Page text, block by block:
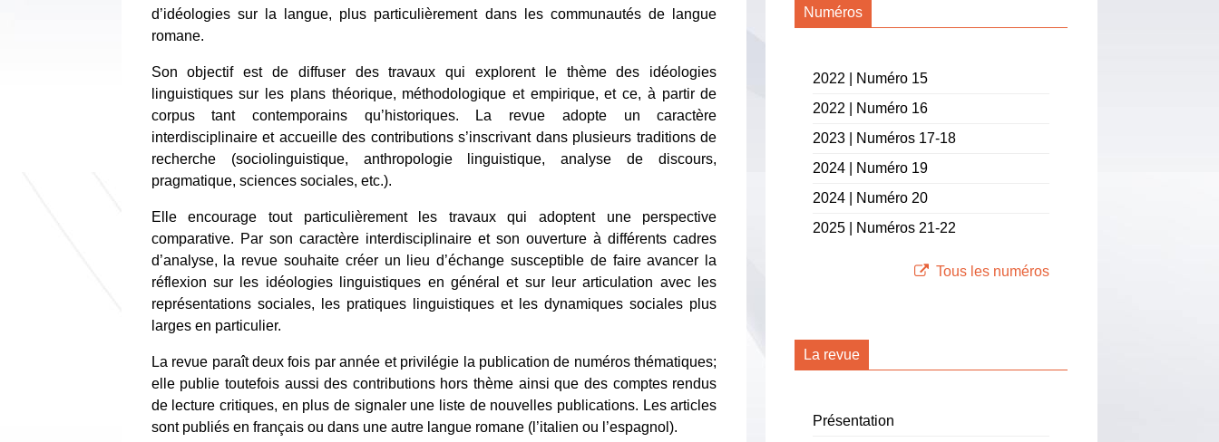
d’idéologies sur la langue, plus particulièrement dans les communautés de langue
romane.
Son objectif est de diffuser des travaux qui explorent le thème des idéologies
linguistiques sur les plans théorique, méthodologique et empirique, et ce, à partir de
corpus tant contemporains qu’historiques. La revue adopte un caractère
interdisciplinaire et accueille des contributions s’inscrivant dans plusieurs traditions de
recherche (sociolinguistique, anthropologie linguistique, analyse de discours,
pragmatique, sciences sociales, etc.).
Elle encourage tout particulièrement les travaux qui adoptent une perspective
comparative. Par son caractère interdisciplinaire et son ouverture à différents cadres
d’analyse, la revue souhaite créer un lieu d’échange susceptible de faire avancer la
réflexion sur les idéologies linguistiques en général et sur leur articulation avec les
représentations sociales, les pratiques linguistiques et les dynamiques sociales plus
larges en particulier.
La revue paraît deux fois par année et privilégie la publication de numéros thématiques;
elle publie toutefois aussi des contributions hors thème ainsi que des comptes rendus
de lecture critiques, en plus de signaler une liste de nouvelles publications. Les articles
sont publiés en français ou dans une autre langue romane (l’italien ou l’espagnol).
Numéros
2022 | Numéro 15
2022 | Numéro 16
2023 | Numéros 17-18
2024 | Numéro 19
2024 | Numéro 20
2025 | Numéros 21-22
Tous les numéros
La revue
Présentation